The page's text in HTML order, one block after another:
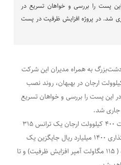
در این پست را بررسی و خواهان تسریع در
شد. در پروژه افزایش ظرفیت در پست
به همراه مدیران این شرکت
حضور در پست ۴۰۰ به ۱۳۲ کیلوولت ارجان در بهبهان، روند نصب
در این پست را بررسی و خواهان تسریع
جاری شد.
در پروژه افزایش ظرفیت در پست ۴۰۰ کیلوولت ارجان یک ترانس ۳۱۵
مگاولت‌آمپری با ارزش سرمایه‌گذاری ۱۴۰۰ میلیارد ریال جایگزین یک
ترانس ۲۰۰ مگاولت آمپری شده ( ۱۱۵ مگاولت آمپر افزایش ظرفیت) و تا